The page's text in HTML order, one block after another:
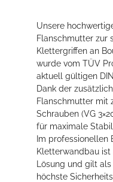
Unsere
Flanschmutter zur
Klettergriffen an
wurde vom TÜV
aktuell gültigen
Dank der
Flanschmutter mit
Schrauben (VG
für maximale
Im professionellen
Kletterwandbau
Lösung und gilt
höchste